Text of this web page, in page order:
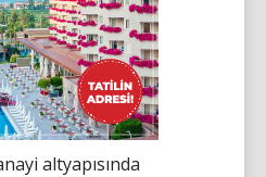
altyapısında